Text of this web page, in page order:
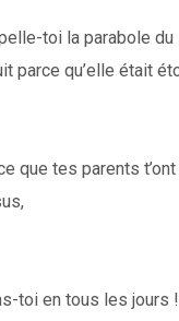
toi la parabole du
parce qu’elle était
que tes parents t’ont
toi en tous les jours !